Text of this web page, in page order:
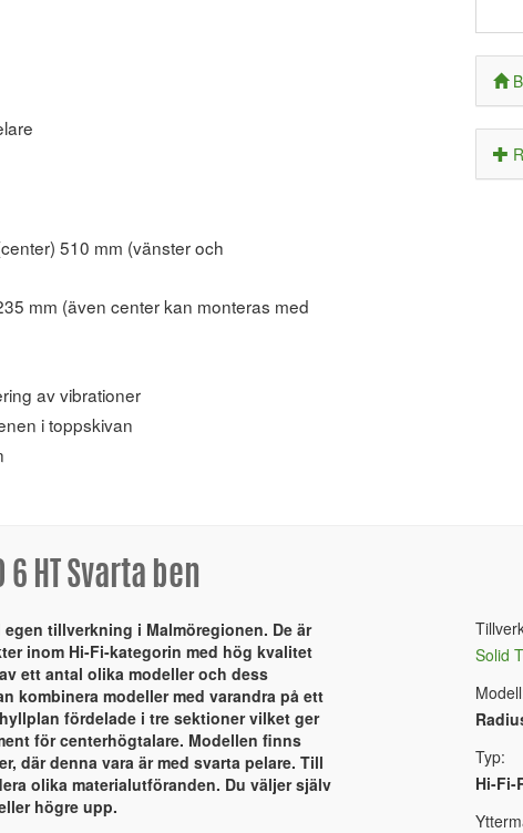
510 mm (vänster och
mm (även center kan monteras med
av vibrationer
i toppskivan
6 HT Svarta ben
tillverkning i Malmöregionen. De är
inom Hi-Fi-kategorin med hög kvalitet
ett antal olika modeller och dess
kombinera modeller med varandra på ett
fördelade i tre sektioner vilket ger
för centerhögtalare. Modellen finns
där denna vara är med svarta pelare. Till
olika materialutföranden. Du väljer själv
högre upp.
Solid
Typ:
Hi-Fi-